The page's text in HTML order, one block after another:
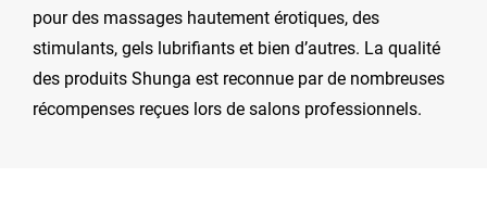
pour des massages hautement érotiques, des
stimulants, gels lubrifiants et bien d’autres. La qualité
des produits Shunga est reconnue par de nombreuses
récompenses reçues lors de salons professionnels.